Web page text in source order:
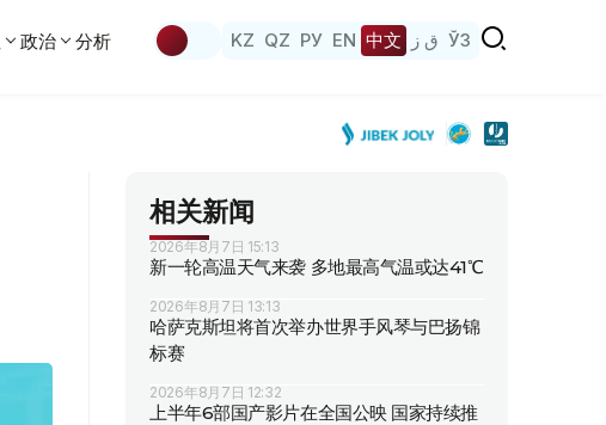
政治 分析 KZ QZ РУ EN 中文 ق ز ЎЗ
相关新闻
2026年8月7日 15:13
新一轮高温天气来袭 多地最高气温或达41℃
2026年8月7日 13:13
哈萨克斯坦将首次举办世界手风琴与巴扬锦
标赛
2026年8月7日 12:32
上半年6部国产影片在全国公映 国家持续推